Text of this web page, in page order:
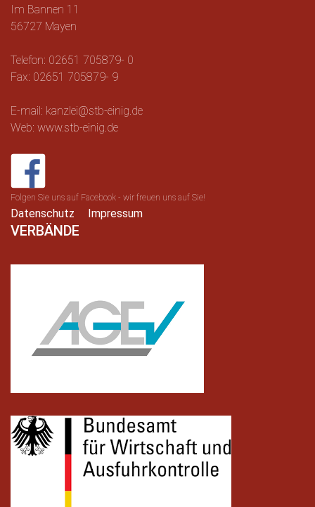
Im Bannen 11
56727 Mayen
Telefon: 02651 705879- 0
Fax: 02651 705879- 9
E-mail: kanzlei@stb-einig.de
Web: www.stb-einig.de
Folgen Sie uns auf Facebook - wir freuen uns auf Sie!
Datenschutz Impressum
VERBÄNDE